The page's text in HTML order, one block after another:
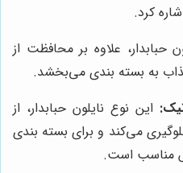
کرد.
حبابدار، علاوه بر محافظت از
به بسته بندی می‌بخشد.
این نوع نایلون حبابدار، از
می‌کند و برای بسته بندی
مناسب است.